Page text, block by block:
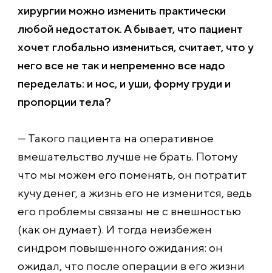
хирургии можно изменить практически
любой недостаток. А бывает, что пациент
хочет глобально измениться, считает, что у
него все не так и непременно все надо
переделать: и нос, и уши, форму груди и
пропорции тела?
— Такого пациента на оперативное
вмешательство лучше не брать. Потому
что мы можем его поменять, он потратит
кучу денег, а жизнь его не изменится, ведь
его проблемы связаны не с внешностью
(как он думает). И тогда неизбежен
синдром повышенного ожидания: он
ожидал, что после операции в его жизни